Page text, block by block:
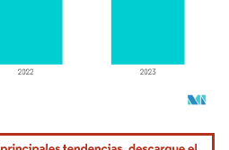
requiere atribución según CC BY 4.0.